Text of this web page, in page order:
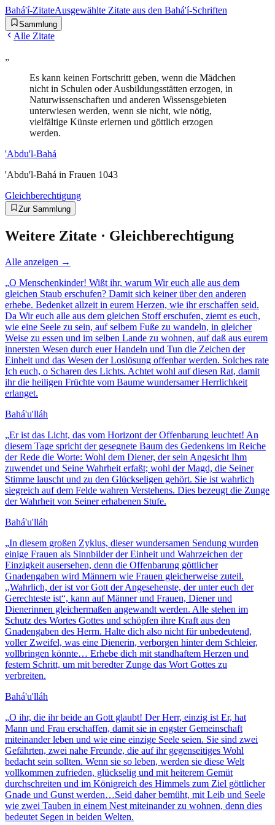
Bahá'í-ZitateAusgewählte Zitate aus den Bahá'í-Schriften
Sammlung
Alle Zitate
„
Es kann keinen Fortschritt geben, wenn die Mädchen
nicht in Schulen oder Ausbildungsstätten erzogen, in
Naturwissenschaften und anderen Wissensgebieten
unterwiesen werden, wenn sie nicht, wie nötig,
vielfältige Künste erlernen und göttlich erzogen
werden.
'Abdu'l-Bahá
'Abdu'l-Bahá in Frauen 1043
Gleichberechtigung
Zur Sammlung
Weitere Zitate · Gleichberechtigung
Alle anzeigen →
„O Menschenkinder! Wißt ihr, warum Wir euch alle aus dem
gleichen Staub erschufen? Damit sich keiner über den anderen
erhebe. Bedenket allzeit in eurem Herzen, wie ihr erschaffen seid.
Da Wir euch alle aus dem gleichen Stoff erschufen, ziemt es euch,
wie eine Seele zu sein, auf selbem Fuße zu wandeln, in gleicher
Weise zu essen und im selben Lande zu wohnen, auf daß aus eurem
innersten Wesen durch euer Handeln und Tun die Zeichen der
Einheit und das Wesen der Loslösung offenbar werden. Solches rate
Ich euch, o Scharen des Lichts. Achtet wohl auf diesen Rat, damit
ihr die heiligen Früchte vom Baume wundersamer Herrlichkeit
erlanget.
Bahá'u'lláh
„Er ist das Licht, das vom Horizont der Offenbarung leuchtet! An
diesem Tage spricht der gesegnete Baum des Gedenkens im Reiche
der Rede die Worte: Wohl dem Diener, der sein Angesicht Ihm
zuwendet und Seine Wahrheit erfaßt; wohl der Magd, die Seiner
Stimme lauscht und zu den Glückseligen gehört. Sie ist wahrlich
siegreich auf dem Felde wahren Verstehens. Dies bezeugt die Zunge
der Wahrheit von Seiner erhabenen Stufe.
Bahá'u'lláh
„In diesem großen Zyklus, dieser wundersamen Sendung wurden
einige Frauen als Sinnbilder der Einheit und Wahrzeichen der
Einzigkeit ausersehen, denn die Offenbarung göttlicher
Gnadengaben wird Männern wie Frauen gleicherweise zuteil.
,,Wahrlich, der ist vor Gott der Angesehenste, der unter euch der
Gerechteste ist“, kann auf Männer und Frauen, Diener und
Dienerinnen gleichermaßen angewandt werden. Alle stehen im
Schutz des Wortes Gottes und schöpfen ihre Kraft aus den
Gnadengaben des Herrn. Halte dich also nicht für unbedeutend,
voller Zweifel, was eine Dienerin, verborgen hinter dem Schleier,
vollbringen könnte… Erhebe dich mit standhaftem Herzen und
festem Schritt, um mit beredter Zunge das Wort Gottes zu
verbreiten.
Bahá'u'lláh
„O ihr, die ihr beide an Gott glaubt! Der Herr, einzig ist Er, hat
Mann und Frau erschaffen, damit sie in engster Gemeinschaft
miteinander leben und wie eine einzige Seele seien. Sie sind zwei
Gefährten, zwei nahe Freunde, die auf ihr gegenseitiges Wohl
bedacht sein sollten. Wenn sie so leben, werden sie diese Welt
vollkommen zufrieden, glückselig und mit heiterem Gemüt
durchschreiten und im Königreich des Himmels zum Ziel göttlicher
Gnade und Gunst werden…Seid daher bemüht, mit Leib und Seele
wie zwei Tauben in einem Nest miteinander zu wohnen, denn dies
bedeutet Segen in beiden Welten.